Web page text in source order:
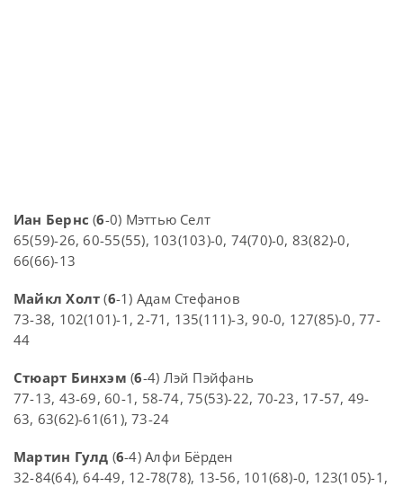
Иан Бернс (6-0) Мэттью Селт
65(59)-26, 60-55(55), 103(103)-0, 74(70)-0, 83(82)-0,
66(66)-13
Майкл Холт (6-1) Адам Стефанов
73-38, 102(101)-1, 2-71, 135(111)-3, 90-0, 127(85)-0, 77-
44
Стюарт Бинхэм (6-4) Лэй Пэйфань
77-13, 43-69, 60-1, 58-74, 75(53)-22, 70-23, 17-57, 49-
63, 63(62)-61(61), 73-24
Мартин Гулд (6-4) Алфи Бёрден
32-84(64), 64-49, 12-78(78), 13-56, 101(68)-0, 123(105)-1,